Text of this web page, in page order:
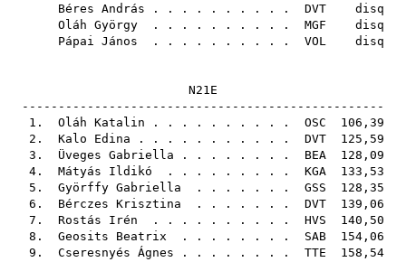
Béres András . . . . . . . . . . DVT disq
Oláh György . . . . . . . . . . MGF disq
Pápai János . . . . . . . . . . VOL disq
N21E
--------------------------------------------------
1. Oláh Katalin . . . . . . . . . . OSC 106,39
2. Kalo Edina . . . . . . . . . . . DVT 125,59
3. Üveges Gabriella . . . . . . . . BEA 128,09
4. Mátyás Ildikó . . . . . . . . . KGA 133,53
5. Györffy Gabriella . . . . . . . GSS 128,35
6. Bérczes Krisztina . . . . . . . DVT 139,06
7. Rostás Irén . . . . . . . . . . HVS 140,50
8. Geosits Beatrix . . . . . . . . SAB 154,06
9. Cseresnyés Ágnes . . . . . . . . TTE 158,54